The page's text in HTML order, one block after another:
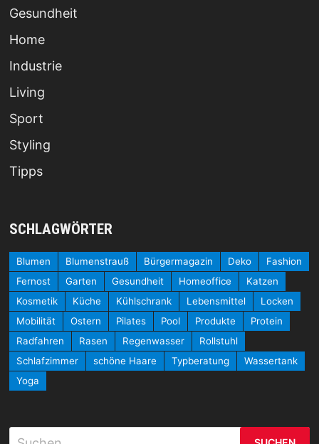
Gesundheit
Home
Industrie
Living
Sport
Styling
Tipps
SCHLAGWÖRTER
Blumen Blumenstrauß Bürgermagazin Deko
Fashion
Fernost
Garten Gesundheit Homeoffice
Katzen
Kosmetik
Küche Kühlschrank Lebensmittel
Locken
Mobilität
Ostern Pilates Pool Produkte
Protein
Radfahren
Rasen Regenwasser
Rollstuhl
Schlafzimmer
schöne Haare Typberatung
Wassertank
Yoga
Suchen